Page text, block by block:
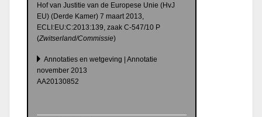
Hof van Justitie van de Europese Unie (HvJ
EU) (Derde Kamer) 7 maart 2013,
ECLI:EU:C:2013:139, zaak C-547/10 P
(Zwitserland/Commissie)
Annotaties en wetgeving | Annotatie
november 2013
AA20130852